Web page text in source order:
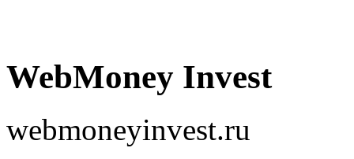
WebMoney Invest
webmoneyinvest.ru